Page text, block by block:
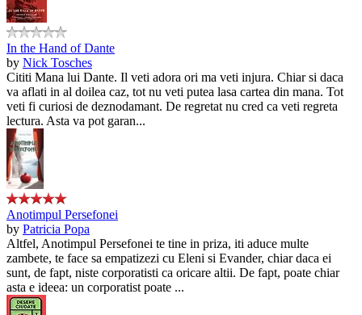
In the Hand of Dante
by Nick Tosches
Cititi Mana lui Dante. Il veti adora ori ma veti injura. Chiar si daca
va aflati in al doilea caz, tot nu veti putea lasa cartea din mana. Tot
veti fi curiosi de deznodamant. De regretat nu cred ca veti regreta
lectura. Asta va pot garan...
Anotimpul Persefonei
by Patricia Popa
Altfel, Anotimpul Persefonei te tine in priza, iti aduce multe
zambete, te face sa empatizezi cu Eleni si Evander, chiar daca ei
sunt, de fapt, niste corporatisti ca oricare altii. De fapt, poate chiar
asta e ideea: un corporatist poate ...